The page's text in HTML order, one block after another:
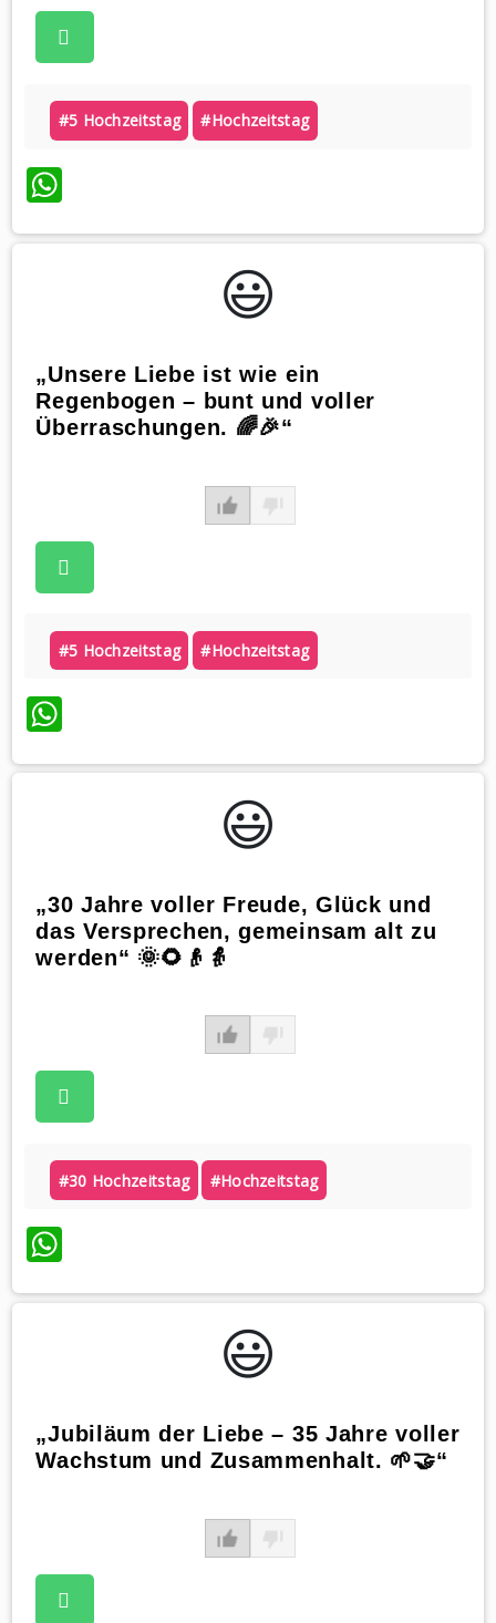
#5 Hochzeitstag #hochzeitstag
WhatsApp
😃️
„Unsere Liebe ist wie ein
Regenbogen – bunt und voller
Überraschungen. 🌈🎉“
#5 Hochzeitstag #hochzeitstag
WhatsApp
😃️
„30 Jahre voller Freude, Glück und
das Versprechen, gemeinsam alt zu
werden“ 🌞🌻👴👵
#30 Hochzeitstag #hochzeitstag
WhatsApp
😃️
„Jubiläum der Liebe – 35 Jahre voller
Wachstum und Zusammenhalt. 🌱🤝“